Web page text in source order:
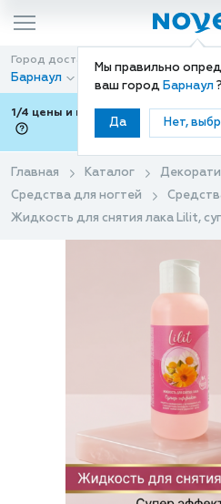
Мы правильно
ваш город Барнаул ?
Да Нет,
Город доставки
Барнаул
1/4 цены и покупки ваши с Подели
Главная Каталог
Средства для ногтей
Жидкость для снятия лака Lilit,